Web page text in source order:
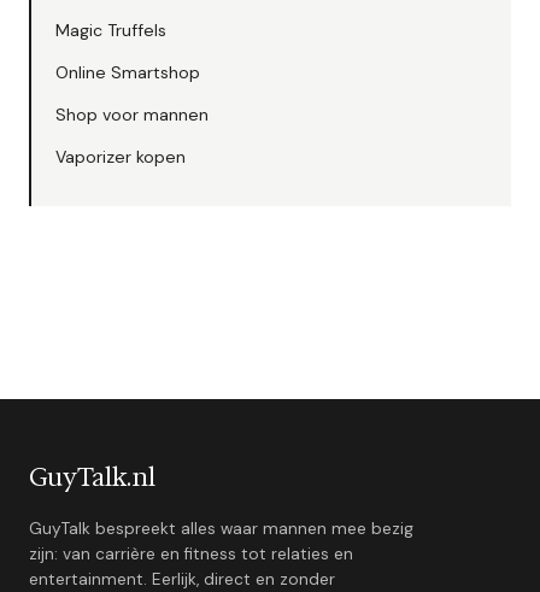
Magic Truffels
Online Smartshop
Shop voor mannen
Vaporizer kopen
GuyTalk.nl
GuyTalk bespreekt alles waar mannen mee bezig
zijn: van carrière en fitness tot relaties en
entertainment. Eerlijk, direct en zonder